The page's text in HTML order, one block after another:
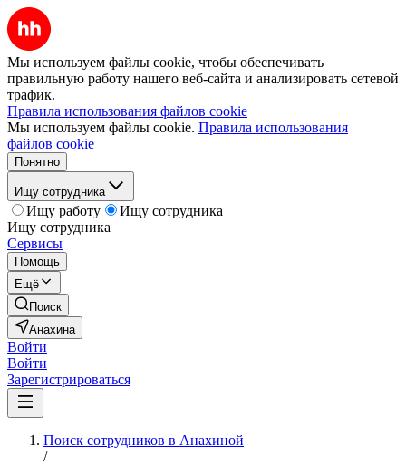
Мы используем файлы cookie, чтобы обеспечивать
правильную работу нашего веб-сайта и анализировать сетевой
трафик.
Правила использования файлов cookie
Мы используем файлы cookie. Правила использования
файлов cookie
Понятно
Ищу сотрудника
Ищу работу
Ищу сотрудника
Ищу сотрудника
Сервисы
Помощь
Ещё
Поиск
Анахина
Войти
Войти
Зарегистрироваться
Поиск сотрудников в Анахиной
/